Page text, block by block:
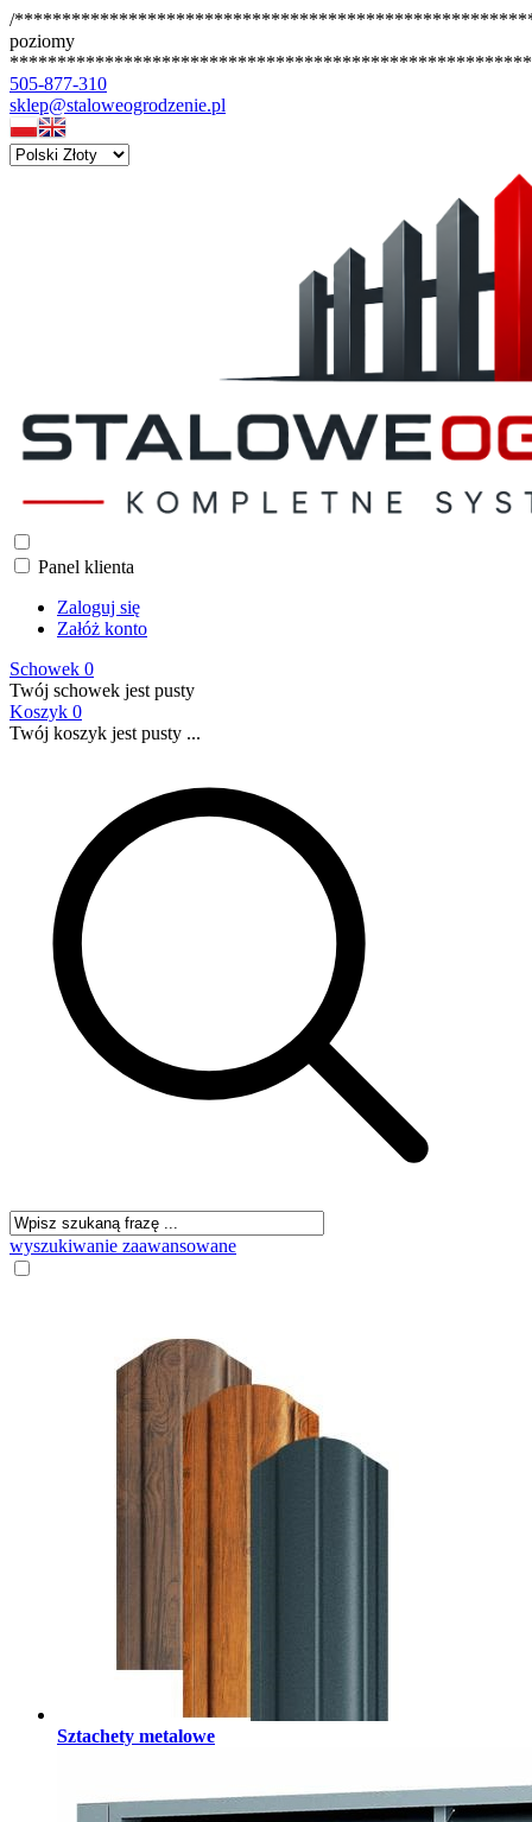
/
poziomy
505-877-310
sklep@staloweogrodzenie.pl
Panel klienta
Zaloguj się
Załóż konto
Schowek 0
Twój schowek jest pusty
Koszyk 0
Twój koszyk jest pusty ...
wyszukiwanie zaawansowane
Sztachety metalowe